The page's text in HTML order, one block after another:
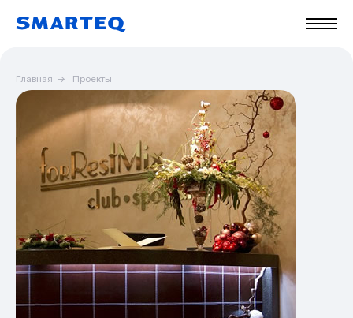
Главная → Проекты